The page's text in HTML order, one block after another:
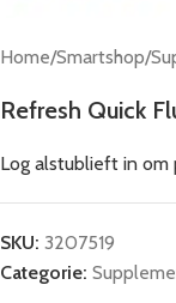
Home/Smartshop/
Refresh Quick
Log alstublieft in om
SKU: 3207519
Categorie: